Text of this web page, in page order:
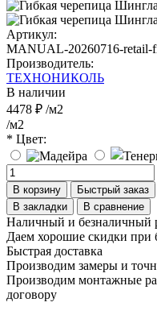
Артикул:
MANUAL-20260716-retail-
Производитель:
ТЕХНОНИКОЛЬ
В наличии
4478 ₽ /м2
/м2
* Цвет:
В корзину
Быстрый заказ
В закладки
В сравнение
Наличный и безналичный
Даем хорошие скидки при
Быстрая доставка
Производим замеры и
Производим монтажные
договору